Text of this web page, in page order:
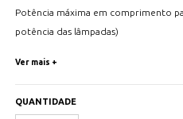
Potência máxima em comprimento
potência das lâmpadas)
IP44
Ver mais +
QUANTIDADE